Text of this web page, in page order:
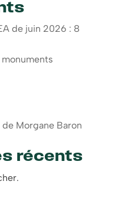
de juin 2026 : 8
monuments
de Morgane Baron
récents